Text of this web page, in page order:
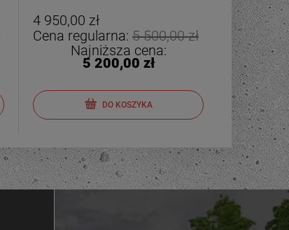
4 950,00 zł
Cena regularna: 5 500,00 zł
Najniższa cena:
5 200,00 zł
DO KOSZYKA